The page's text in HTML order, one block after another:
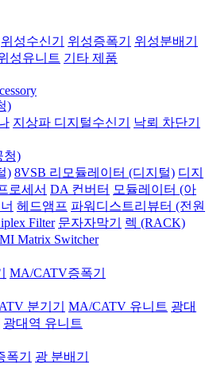
위성수신기 위성증폭기
위성분배기
성유니트 기타 제품
)
지상파 디지털수신기
낙뢰 차단기
청)
) 8VSB 리모듈레이터 (디지털) 디지
로세서 DA 컨버터 모듈레이터 (아
헤드앰프 파워디스트리뷰터 (전원
Filter 문자자막기
렉 (RACK)
Matrix Switcher
MA/CATV증폭기
분기기 MA/CATV 유니트 광대
광대역 유니트
폭기
광 분배기